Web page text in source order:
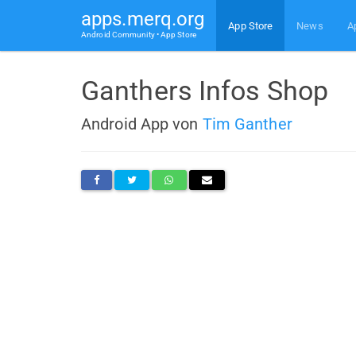
apps.merq.org
Android Community • App Store
App Store News
Ganthers Infos Shop
Android App von Tim Ganther